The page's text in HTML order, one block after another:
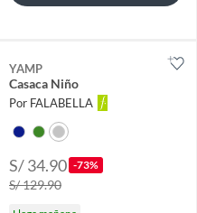
YAMP
Casaca Niño
Por FALABELLA
S/ 34.90 -73%
S/ 129.90